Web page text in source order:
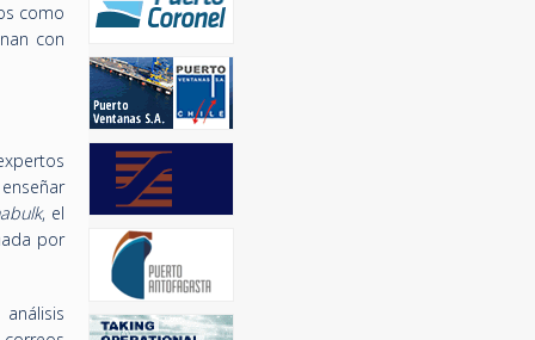
como
con
, el
por